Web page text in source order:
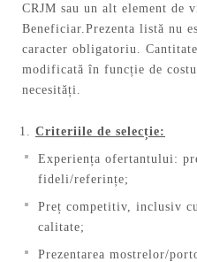
CRJM sau un alt element de
Beneficiar.Prezenta listă nu
caracter obligatoriu.
modificată în funcție de
necesități.
Criteriile de selecție:
Experiența ofertantului:
fideli/referințe;
Preț competitiv, inclusiv
calitate;
Prezentarea mostrelor/